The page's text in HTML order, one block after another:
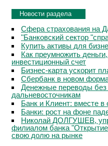
Новости раздела
Сфера страхования на
"Банковский сектор
Купить активы для
Как преумножить
инвестиционный счет
Бизнес-карта ускорит
Сбербанк в новом
Денежные переводы без
дальневосточникам
Банк и Клиент: вместе в
Банки: рост на фоне
Николай ДОЛГУШЕВ,
филиалом банка
свою долю на рынке